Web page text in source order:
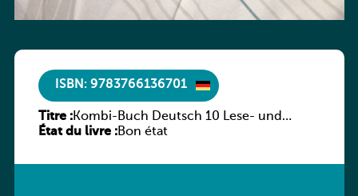
ISBN: 9783766136701
Titre :Kombi-Buch Deutsch 10 Lese- und
Sprachbuch
État du livre :Bon état